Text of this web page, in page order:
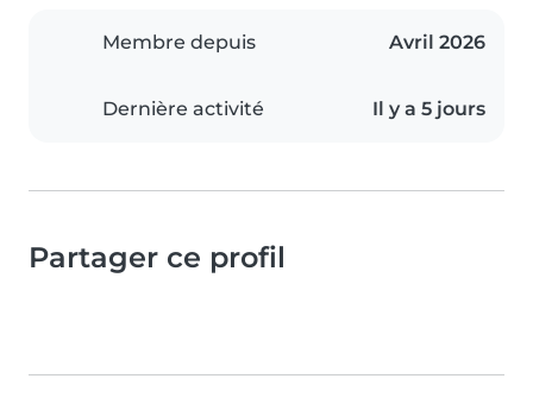
Membre depuis Avril 2026
Dernière activité Il y a 5 jours
Partager ce profil